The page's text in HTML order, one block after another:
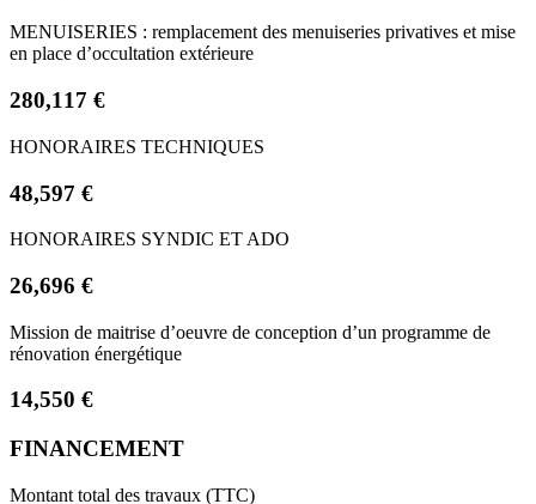
MENUISERIES : remplacement des menuiseries privatives et mise
en place d’occultation extérieure
280,117 €
HONORAIRES TECHNIQUES
48,597 €
HONORAIRES SYNDIC ET ADO
26,696 €
Mission de maitrise d’oeuvre de conception d’un programme de
rénovation énergétique
14,550 €
FINANCEMENT
Montant total des travaux (TTC)